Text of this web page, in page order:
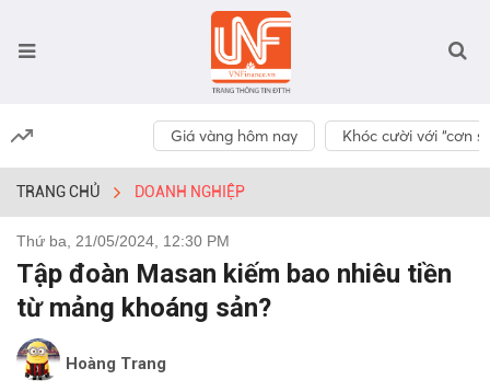
Giá vàng hôm nay Khóc cười với “cơn
TRANG CHỦ DOANH NGHIỆP
Thứ ba, 21/05/2024, 12:30 PM
Tập đoàn Masan kiếm bao nhiêu tiền
từ mảng khoáng sản?
Hoàng Trang